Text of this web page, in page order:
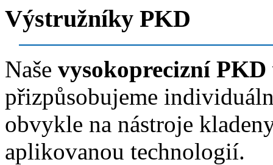
Výstružníky PKD
Naše vysokoprecizní
přizpůsobujeme
obvykle na nástroje
aplikovanou technologií.